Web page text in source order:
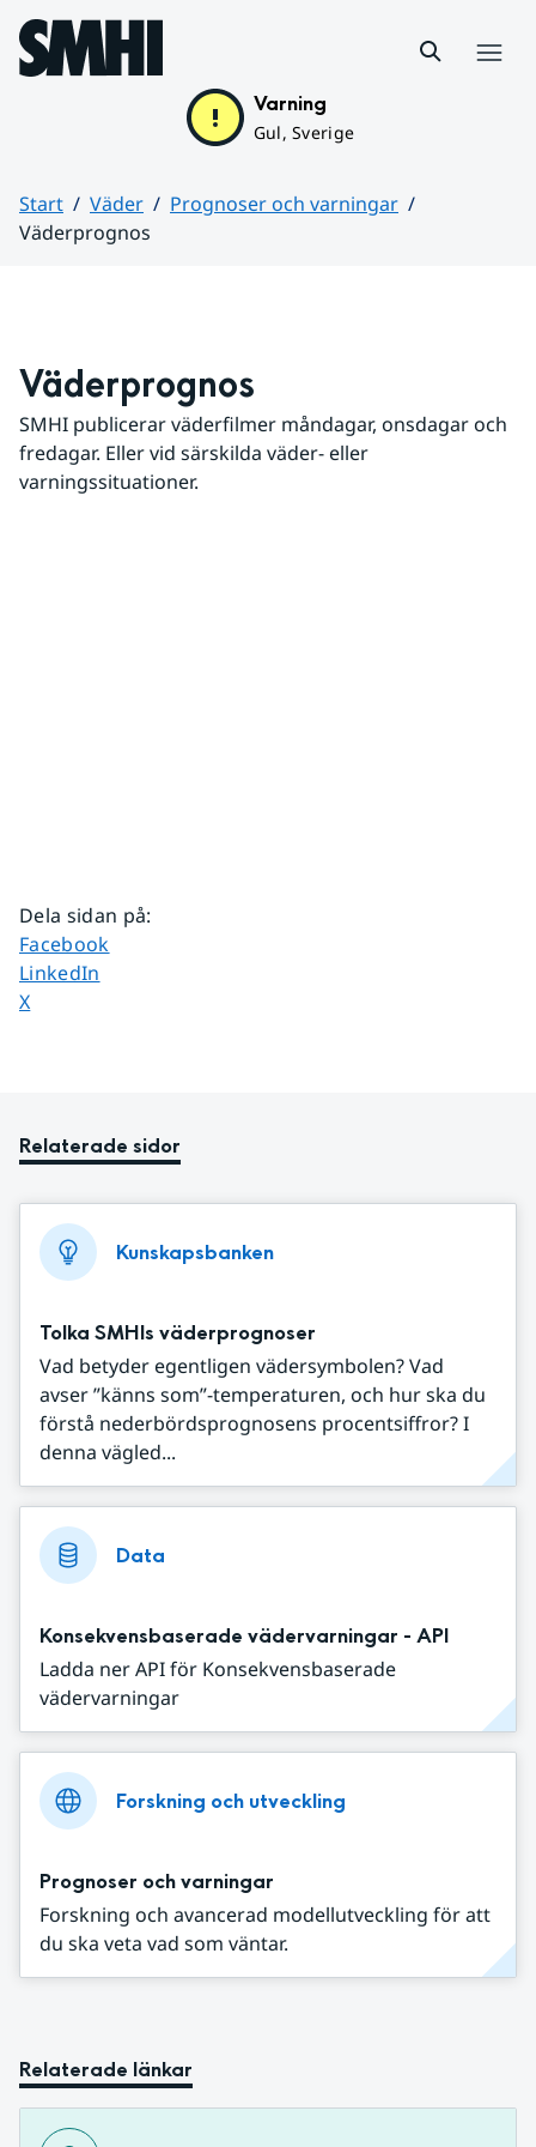
Hoppa till sidans innehåll
Varning
Gul, Sverige
Start Väder
Prognoser och varningar
Väderprognos
Väderprognos
SMHI publicerar väderfilmer måndagar, onsdagar och
fredagar. Eller vid särskilda väder- eller
varningssituationer.
Dela sidan på:
Dela sidan på
Facebook
Dela sidan på
LinkedIn
Dela sidan på
X
Relaterade sidor
Kunskapsbanken
Tolka SMHIs väderprognoser
Vad betyder egentligen vädersymbolen? Vad
avser ”känns som”-temperaturen, och hur ska du
förstå nederbördsprognosens procentsiffror? I
denna vägled...
Data
Konsekvensbaserade vädervarningar - API
Ladda ner API för Konsekvensbaserade
vädervarningar
Forskning och utveckling
Prognoser och varningar
Forskning och avancerad modellutveckling för att
du ska veta vad som väntar.
Relaterade länkar